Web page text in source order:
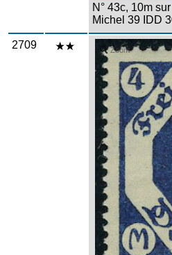
N° 43c, 10m
Michel 39 IDD
2709 Zoom